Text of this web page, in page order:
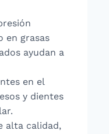
en grasas
ayudan a
en el
y dientes
alta calidad,